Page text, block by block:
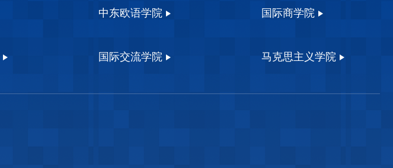
中东欧语学院 国际商学院
国际交流学院 马克思主义学院